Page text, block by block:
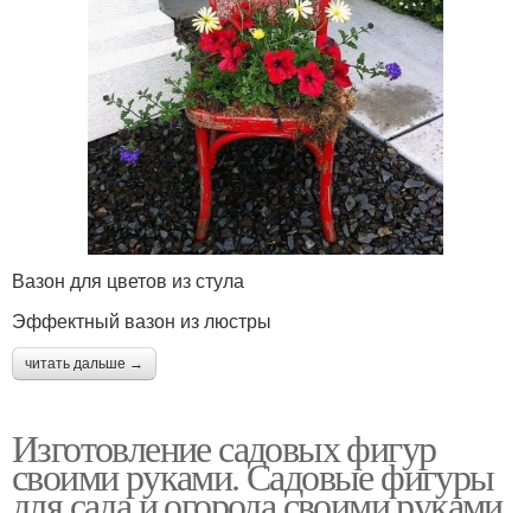
Вазон для цветов из стула
Эффектный вазон из люстры
читать дальше →
Изготовление садовых фигур
своими руками. Садовые фигуры